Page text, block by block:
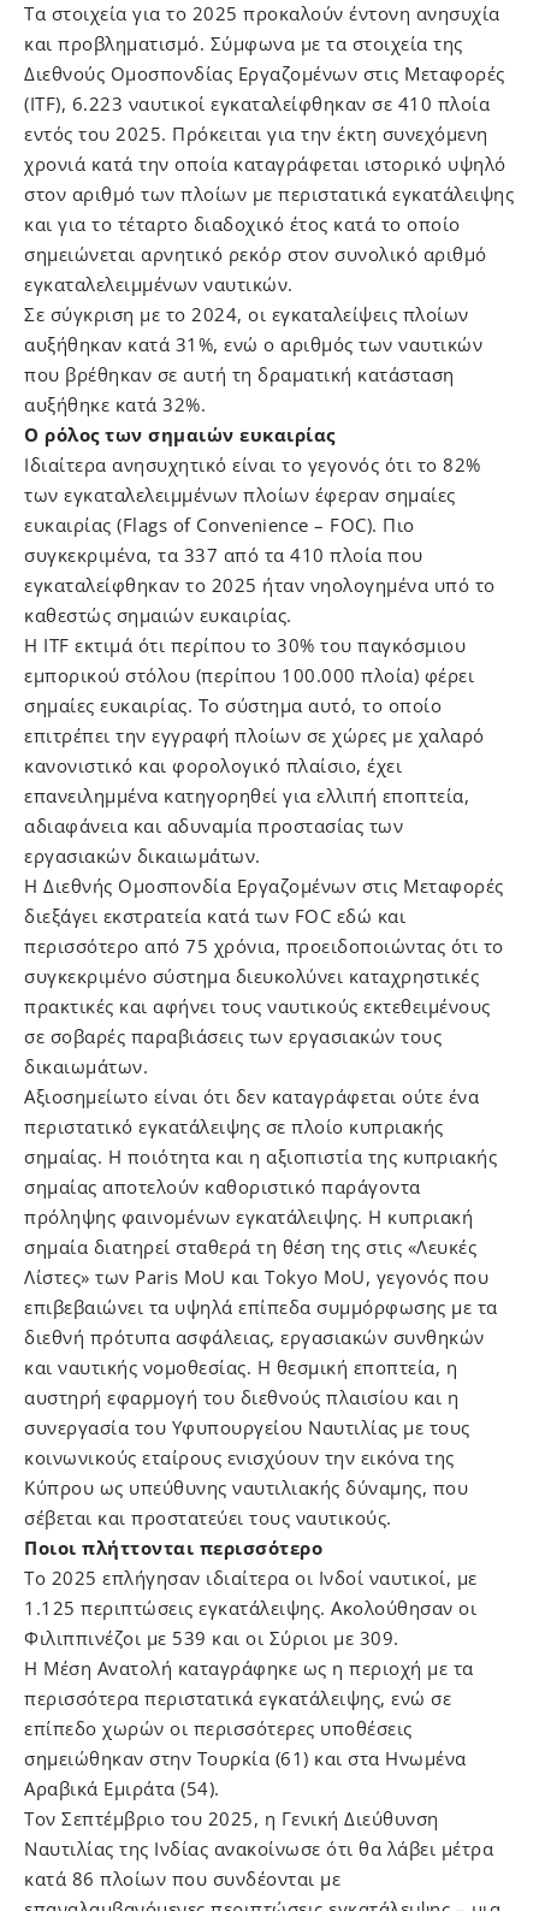
Τα στοιχεία για το 2025 προκαλούν έντονη ανησυχία
και προβληματισμό. Σύμφωνα με τα στοιχεία της
Διεθνούς Ομοσπονδίας Εργαζομένων στις Μεταφορές
(ITF), 6.223 ναυτικοί εγκαταλείφθηκαν σε 410 πλοία
εντός του 2025. Πρόκειται για την έκτη συνεχόμενη
χρονιά κατά την οποία καταγράφεται ιστορικό υψηλό
στον αριθμό των πλοίων με περιστατικά εγκατάλειψης
και για το τέταρτο διαδοχικό έτος κατά το οποίο
σημειώνεται αρνητικό ρεκόρ στον συνολικό αριθμό
εγκαταλελειμμένων ναυτικών.
Σε σύγκριση με το 2024, οι εγκαταλείψεις πλοίων
αυξήθηκαν κατά 31%, ενώ ο αριθμός των ναυτικών
που βρέθηκαν σε αυτή τη δραματική κατάσταση
αυξήθηκε κατά 32%.
Ο ρόλος των σημαιών ευκαιρίας
Ιδιαίτερα ανησυχητικό είναι το γεγονός ότι το 82%
των εγκαταλελειμμένων πλοίων έφεραν σημαίες
ευκαιρίας (Flags of Convenience – FOC). Πιο
συγκεκριμένα, τα 337 από τα 410 πλοία που
εγκαταλείφθηκαν το 2025 ήταν νηολογημένα υπό το
καθεστώς σημαιών ευκαιρίας.
Η ITF εκτιμά ότι περίπου το 30% του παγκόσμιου
εμπορικού στόλου (περίπου 100.000 πλοία) φέρει
σημαίες ευκαιρίας. Το σύστημα αυτό, το οποίο
επιτρέπει την εγγραφή πλοίων σε χώρες με χαλαρό
κανονιστικό και φορολογικό πλαίσιο, έχει
επανειλημμένα κατηγορηθεί για ελλιπή εποπτεία,
αδιαφάνεια και αδυναμία προστασίας των
εργασιακών δικαιωμάτων.
Η Διεθνής Ομοσπονδία Εργαζομένων στις Μεταφορές
διεξάγει εκστρατεία κατά των FOC εδώ και
περισσότερο από 75 χρόνια, προειδοποιώντας ότι το
συγκεκριμένο σύστημα διευκολύνει καταχρηστικές
πρακτικές και αφήνει τους ναυτικούς εκτεθειμένους
σε σοβαρές παραβιάσεις των εργασιακών τους
δικαιωμάτων.
Αξιοσημείωτο είναι ότι δεν καταγράφεται ούτε ένα
περιστατικό εγκατάλειψης σε πλοίο κυπριακής
σημαίας. Η ποιότητα και η αξιοπιστία της κυπριακής
σημαίας αποτελούν καθοριστικό παράγοντα
πρόληψης φαινομένων εγκατάλειψης. Η κυπριακή
σημαία διατηρεί σταθερά τη θέση της στις «Λευκές
Λίστες» των Paris MoU και Tokyo MoU, γεγονός που
επιβεβαιώνει τα υψηλά επίπεδα συμμόρφωσης με τα
διεθνή πρότυπα ασφάλειας, εργασιακών συνθηκών
και ναυτικής νομοθεσίας. Η θεσμική εποπτεία, η
αυστηρή εφαρμογή του διεθνούς πλαισίου και η
συνεργασία του Υφυπουργείου Ναυτιλίας με τους
κοινωνικούς εταίρους ενισχύουν την εικόνα της
Κύπρου ως υπεύθυνης ναυτιλιακής δύναμης, που
σέβεται και προστατεύει τους ναυτικούς.
Ποιοι πλήττονται περισσότερο
Το 2025 επλήγησαν ιδιαίτερα οι Ινδοί ναυτικοί, με
1.125 περιπτώσεις εγκατάλειψης. Ακολούθησαν οι
Φιλιππινέζοι με 539 και οι Σύριοι με 309.
Η Μέση Ανατολή καταγράφηκε ως η περιοχή με τα
περισσότερα περιστατικά εγκατάλειψης, ενώ σε
επίπεδο χωρών οι περισσότερες υποθέσεις
σημειώθηκαν στην Τουρκία (61) και στα Ηνωμένα
Αραβικά Εμιράτα (54).
Τον Σεπτέμβριο του 2025, η Γενική Διεύθυνση
Ναυτιλίας της Ινδίας ανακοίνωσε ότι θα λάβει μέτρα
κατά 86 πλοίων που συνδέονται με